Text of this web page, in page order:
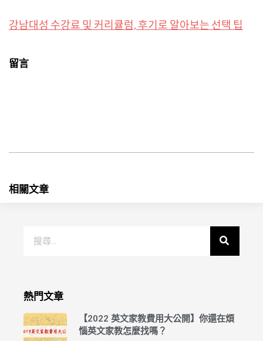
강남대성 수강료 및 커리큘럼, 후기로 알아보는 선택 팁
留言
相關文章
熱門文章
【2022 英文家教費用大公開】你還在煩
惱英文家教怎麼找嗎？